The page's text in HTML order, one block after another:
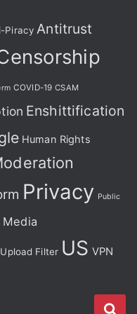
Piracy Antitrust
COVID-19 CSAM
Enshittification
Human Rights
Privacy Public
Media
Upload Filter US VPN